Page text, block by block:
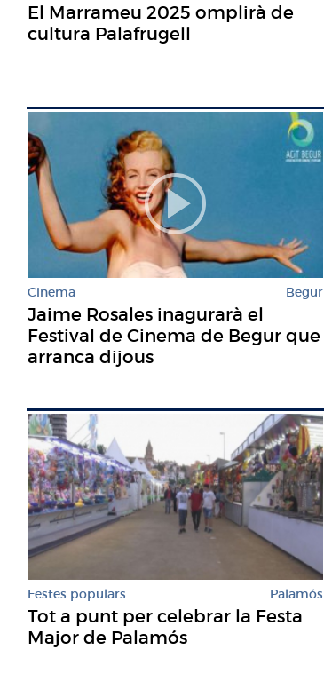
El Marrameu 2025 omplirà de
cultura Palafrugell
Cinema Begur
Jaime Rosales inagurarà el
Festival de Cinema de Begur que
arranca dijous
Festes populars Palamós
Tot a punt per celebrar la Festa
Major de Palamós